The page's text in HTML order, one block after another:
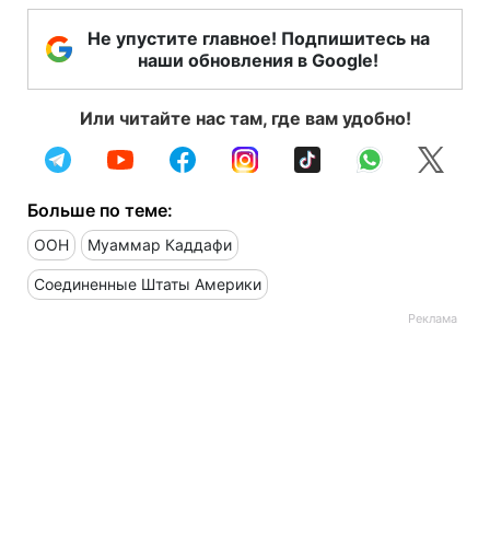
Не упустите главное! Подпишитесь на
наши обновления в Google!
Или читайте нас там, где вам удобно!
Больше по теме:
ООН Муаммар Каддафи
Соединенные Штаты Америки